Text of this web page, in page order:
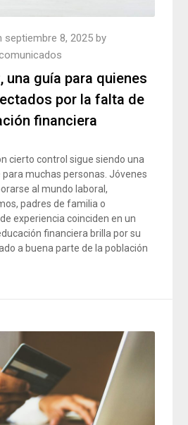
una guía para quienes
por la falta de
financiera
septiembre 8, 2025 by
cierto control sigue siendo una
muchas personas. Jóvenes
al mundo laboral,
padres de familia o
experiencia coinciden en un
financiera brilla por su
a buena parte de la población